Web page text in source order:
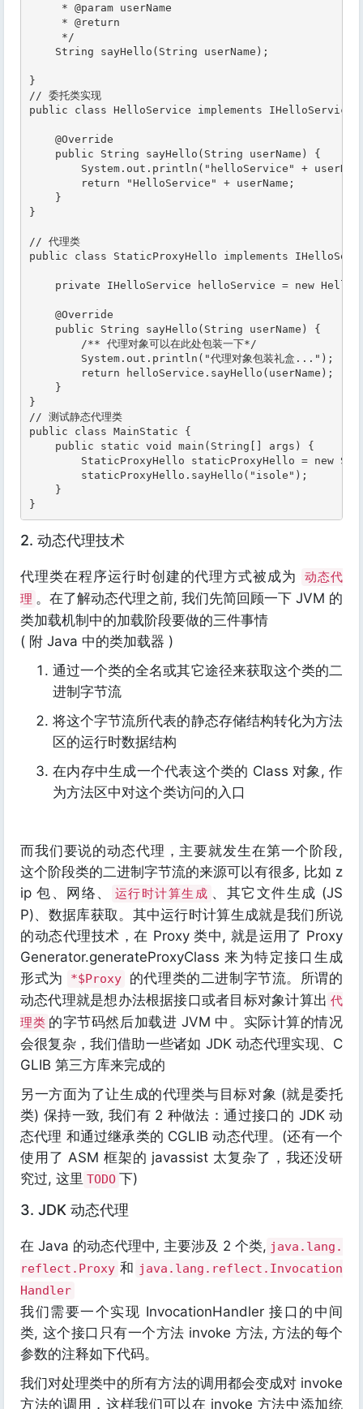
     * @param userName
     * @return
     */
    String sayHello(String userName);
}
// 委托类实现
public class HelloService implements IHelloService
    @Override
    public String sayHello(String userName) {
System.out.println("helloService" +
        return "HelloService" + userName;
    }
}
// 代理类
public class StaticProxyHello implements
private IHelloService helloService = new
    @Override
    public String sayHello(String userName) {
        /** 代理对象可以在此处包装一下*/
        System.out.println("代理对象包装礼盒...");
        return helloService.sayHello(userName);
    }
}
// 测试静态代理类
public class MainStatic {
    public static void main(String[] args) {
StaticProxyHello staticProxyHello = new
        staticProxyHello.sayHello("isole");
    }
}
2. 动态代理技术
代理类在程序运行时创建的代理方式被成为
动态代
理 。在了解动态代理之前, 我们先简回顾一下 JVM 的
类加载机制中的加载阶段要做的三件事情
( 附 Java 中的类加载器 )
通过一个类的全名或其它途径来获取这个类的二
进制字节流
将这个字节流所代表的静态存储结构转化为方法
区的运行时数据结构
在内存中生成一个代表这个类的 Class 对象, 作
为方法区中对这个类访问的入口
而我们要说的动态代理，主要就发生在第一个阶段,
这个阶段类的二进制字节流的来源可以有很多, 比如 z
ip 包、网络、
运行时计算生成 、其它文件生成 (JS
P)、数据库获取。其中运行时计算生成就是我们所说
的动态代理技术，在 Proxy 类中, 就是运用了 Proxy
Generator.generateProxyClass 来为特定接口生成
形式为
*$Proxy
的代理类的二进制字节流。所谓的
动态代理就是想办法根据接口或者目标对象计算出 代
理类 的字节码然后加载进 JVM 中。实际计算的情况
会很复杂，我们借助一些诸如 JDK 动态代理实现、C
GLIB 第三方库来完成的
另一方面为了让生成的代理类与目标对象 (就是委托
类) 保持一致, 我们有 2 种做法：通过接口的 JDK 动
态代理 和通过继承类的 CGLIB 动态代理。(还有一个
使用了 ASM 框架的 javassist 太复杂了，我还没研
究过, 这里 TODO 下)
3. JDK 动态代理
在 Java 的动态代理中, 主要涉及 2 个类, java.lang.
reflect.Proxy 和 java.lang.reflect.Invocation
Handler
我们需要一个实现 InvocationHandler 接口的中间
类, 这个接口只有一个方法 invoke 方法, 方法的每个
参数的注释如下代码。
我们对处理类中的所有方法的调用都会变成对 invoke
方法的调用，这样我们可以在 invoke 方法中添加统